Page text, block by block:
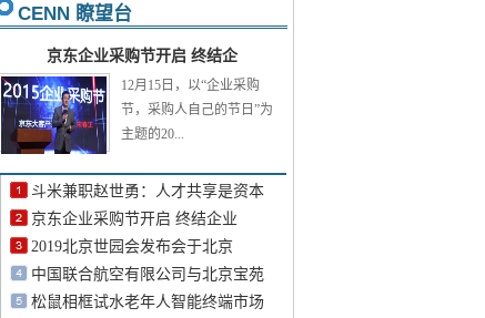
CENN 瞭望台
京东企业采购节开启 终结企
12月15日，以“企业采购
节，采购人自己的节日”为
主题的20...
斗米兼职赵世勇：人才共享是资本
京东企业采购节开启 终结企业
2019北京世园会发布会于北京
中国联合航空有限公司与北京宝苑
松鼠相框试水老年人智能终端市场